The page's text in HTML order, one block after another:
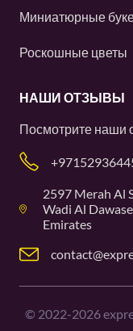
Миниатюрные
Роскошные цветы
НАШИ ОТЗЫВЫ
Посмотрите наши
2597 Merah Al
Wadi Al
Emirates
© 2022-2026